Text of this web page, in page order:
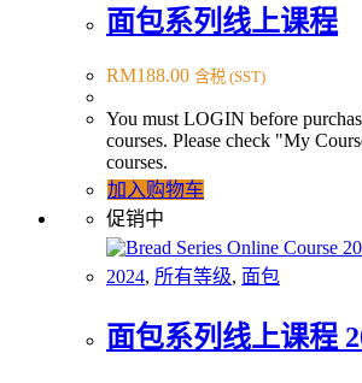
面包系列线上课程
RM188.00 含税 (SST)
You must LOGIN before
courses. Please check "My
courses.
加入购物车
促销中
2024, 所有等级, 面包
面包系列线上课程